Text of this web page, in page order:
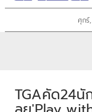
ศุกร์
TGAคัด24นั